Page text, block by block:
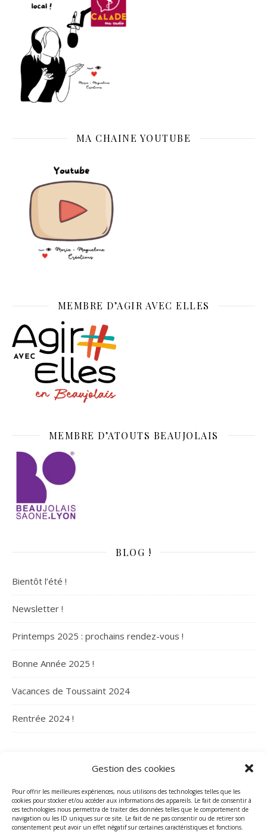
Gestion des cookies
Pour offrir les meilleures expériences, nous utilisons des technologies telles que les
cookies pour stocker et/ou accéder aux informations des appareils. Le fait de consentir à
ces technologies nous permettra de traiter des données telles que le comportement de
navigation ou les ID uniques sur ce site. Le fait de ne pas consentir ou de retirer son
consentement peut avoir un effet négatif sur certaines caractéristiques et fonctions.
MA CHAINE YOUTUBE
MEMBRE D’AGIR AVEC ELLES
MEMBRE D’ATOUTS BEAUJOLAIS
BLOG !
Bientôt l’été !
Newsletter !
Printemps 2025 : prochains rendez-vous !
Bonne Année 2025 !
Vacances de Toussaint 2024
Rentrée 2024 !
ARCHIVES
Archives